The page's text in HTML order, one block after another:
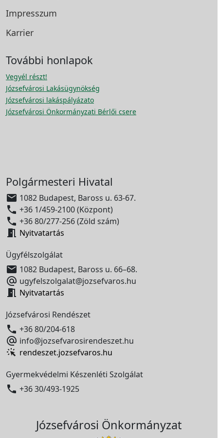
Impresszum
Karrier
További honlapok
Vegyél részt!
Józsefvárosi Lakásügynökség
Józsefvárosi lakáspályázato
Józsefvárosi Önkormányzati Bérlői csere
Polgármesteri Hivatal
 1082 Budapest, Baross u. 63-67.
 +36 1/459-2100 (Központ)
 +36 80/277-256 (Zöld szám)
 Nyitvatartás
Ügyfélszolgálat
 1082 Budapest, Baross u. 66–68.
 ugyfelszolgalat@jozsefvaros.hu
 Nyitvatartás
Józsefvárosi Rendészet
 +36 80/204-618
 info@jozsefvarosirendeszet.hu
rendeszet.jozsefvaros.hu
Gyermekvédelmi Készenléti Szolgálat
 +36 30/493-1925
Józsefvárosi Önkormányzat